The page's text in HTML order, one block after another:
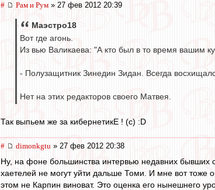
# Рам и Рум » 27 фев 2012 20:39
Маэстро18
Вот где агонь.
Из вью Валикаева: "А кто был в то время вашим
- Полузащитник Зинедин Зидан. Всегда
Нет на этих редакторов своего Матвея.
Так выпьем же за кибернетикЕ ! (с) :D
# dimonkgtu » 27 фев 2012 20:38
Ну, на фоне большинства интервью недавних бывших
хаетелей не могут уйти дальше Томи. И мне вот тоже
этом не Карпин виноват. Это оценка его нынешнего